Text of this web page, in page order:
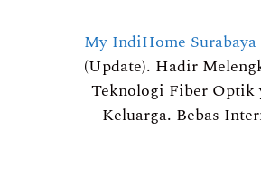
My IndiHome Surabaya
(Update). Hadir
Teknologi Fiber Optik
Keluarga. Bebas